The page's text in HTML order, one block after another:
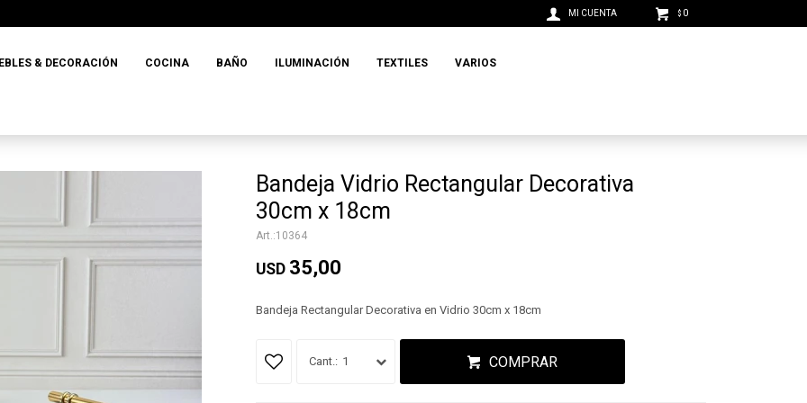
& DECORACIÓN COCINA BAÑO ILUMINACIÓN TEXTILES VARIOS
$ 0
Bandeja Vidrio Rectangular Decorativa
30cm x 18cm
10364
USD 35,00
Bandeja Rectangular Decorativa en Vidrio 30cm x 18cm
1 COMPRAR